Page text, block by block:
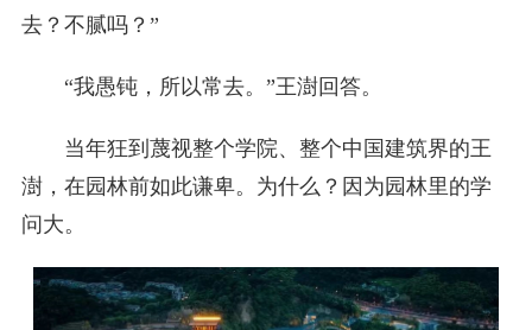
去？不腻吗？”
“我愚钝，所以常去。”王澍回答。
当年狂到蔑视整个学院、整个中国建筑界的王
澍，在园林前如此谦卑。为什么？因为园林里的学
问大。